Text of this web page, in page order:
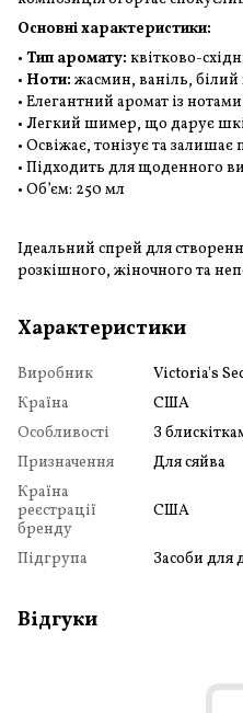
Основні характеристики:
• Тип аромату: квітково-
• Ноти: жасмин, ваніль, білий
• Елегантний аромат із нотами
• Легкий шимер, що дарує
• Освіжає, тонізує та
• Підходить для щоденного
• Об’єм: 250 мл
Ідеальний спрей для
розкішного, жіночного та
Характеристики
Виробник
Victoria's
Країна
США
Особливості
З
Призначення
Для сяйва
Країна
реєстрації
бренду
США
Підгрупа Засоби для
Відгуки